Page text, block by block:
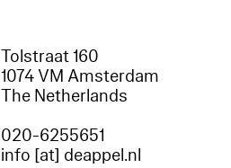
Tolstraat 160
1074 VM Amsterdam
The Netherlands
020-6255651
info [at] deappel.nl